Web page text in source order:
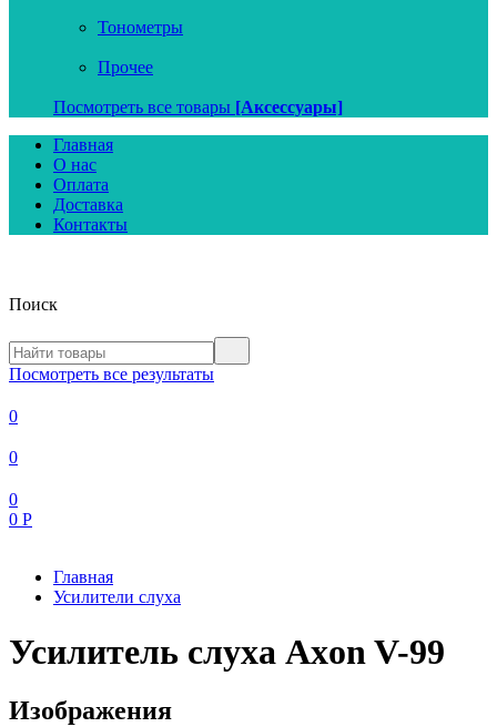
Тонометры
Прочее
Посмотреть все товары [Аксессуары]
Главная
О нас
Оплата
Доставка
Контакты
Поиск
Посмотреть все результаты
0
0
0
0 Р
Главная
Усилители слуха
Усилитель слуха Axon V-99
Изображения